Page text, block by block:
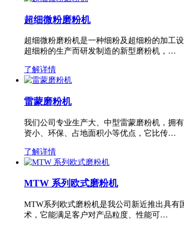
超细微粉磨粉机
超细微粉磨粉机是一种细粉及超细粉的加工
超细粉的生产而研发制造的新型磨粉机，…
了解详情
雷蒙磨粉机
我们公司专业生产大、中型雷蒙磨粉机，拥
资小、环保、占地面积小等优点，它比传…
了解详情
MTW 系列欧式磨粉机
MTW系列欧式磨粉机是我公司新近推出具
术，它能满足客户对产品粒度、性能可…